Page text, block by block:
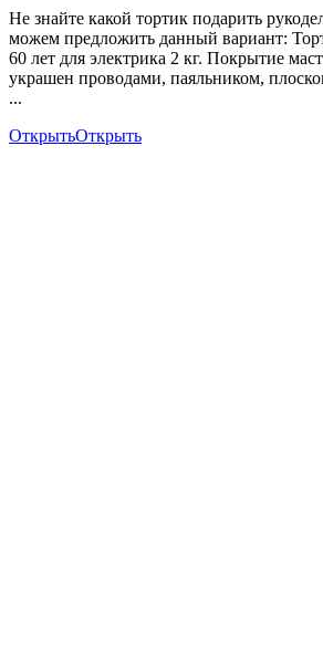
Не знайте какой тортик подарить
можем предложить данный вариант:
60 лет для электрика 2 кг. Покрытие
украшен проводами, паяльником,
...
ОткрытьОткрыть